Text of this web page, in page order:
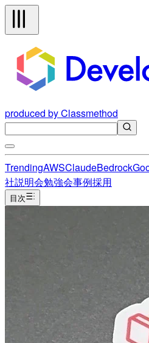
produced by Classmethod
TrendingAWSClaudeBedrock
社説明会勉強会事例採用
目次